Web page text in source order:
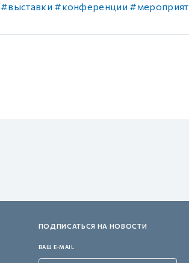
#выставки #конференции
ПОДПИСАТЬСЯ НА НОВОСТИ
ВАШ E-MAIL